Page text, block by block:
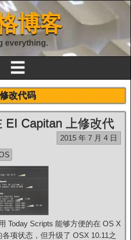
博客
everything.
☰
修改代码
EI Capitan 上修改代
2015 年 7 月 4 日
Today Scripts 能够方便的在 OS X
项状态，但升级了 OSX 10.11之